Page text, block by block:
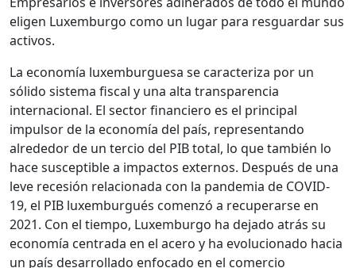
eligen Luxemburgo como un lugar para resguardar sus
activos.
La economía luxemburguesa se caracteriza por un
sólido sistema fiscal y una alta transparencia
internacional. El sector financiero es el principal
impulsor de la economía del país, representando
alrededor de un tercio del PIB total, lo que también lo
hace susceptible a impactos externos. Después de una
leve recesión relacionada con la pandemia de COVID-
19, el PIB luxemburgués comenzó a recuperarse en
2021. Con el tiempo, Luxemburgo ha dejado atrás su
economía centrada en el acero y ha evolucionado hacia
un país desarrollado enfocado en el comercio